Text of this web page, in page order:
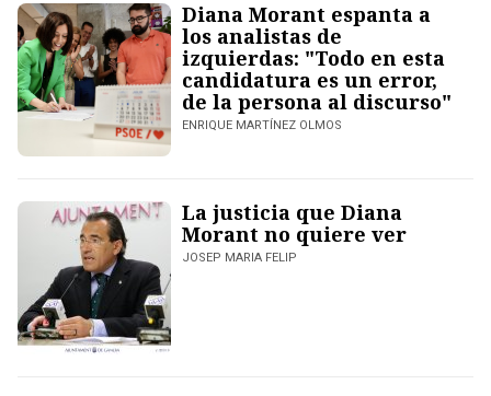
Diana Morant espanta a
los analistas de
izquierdas: "Todo en esta
candidatura es un error,
de la persona al discurso"
ENRIQUE MARTÍNEZ OLMOS
La justicia que Diana
Morant no quiere ver
JOSEP MARIA FELIP